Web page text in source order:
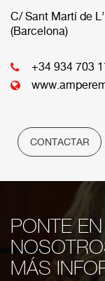
C/ Sant Martí de
(Barcelona)
+34 934 703
CONTACTAR
componen
PONTE
MÁS